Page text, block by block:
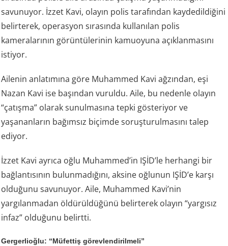
savunuyor. İzzet Kavi, olayın polis tarafından kaydedildiğini
belirterek, operasyon sırasında kullanılan polis
kameralarının görüntülerinin kamuoyuna açıklanmasını
istiyor.
Ailenin anlatımına göre Muhammed Kavi ağzından, eşi
Nazan Kavi ise başından vuruldu. Aile, bu nedenle olayın
“çatışma” olarak sunulmasına tepki gösteriyor ve
yaşananların bağımsız biçimde soruşturulmasını talep
ediyor.
İzzet Kavi ayrıca oğlu Muhammed’in IŞİD’le herhangi bir
bağlantısının bulunmadığını, aksine oğlunun IŞİD’e karşı
olduğunu savunuyor. Aile, Muhammed Kavi’nin
yargılanmadan öldürüldüğünü belirterek olayın “yargısız
infaz” olduğunu belirtti.
Gergerlioğlu: “Müfettiş görevlendirilmeli”